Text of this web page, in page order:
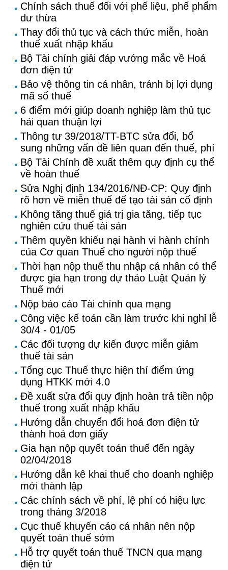
Chính sách thuế đối với phế liệu, phế phẩm
dư thừa
Thay đổi thủ tục và cách thức miễn, hoàn
thuế xuất nhập khẩu
Bộ Tài chính giải đáp vướng mắc về Hoá
đơn điện tử
Bảo vệ thông tin cá nhân, tránh bị lợi dụng
mã số thuế
6 điểm mới giúp doanh nghiệp làm thủ tục
hải quan thuận lợi
Thông tư 39/2018/TT-BTC sửa đổi, bổ
sung những vấn đề liên quan đến thuế, phí
Bộ Tài Chính đề xuất thêm quy định cụ thể
về hoàn thuế
Sửa Nghị định 134/2016/NĐ-CP: Quy định
rõ hơn về miễn thuế để tạo tài sản cố định
Không tăng thuế giá trị gia tăng, tiếp tục
nghiên cứu thuế tài sản
Thêm quyền khiếu nại hành vi hành chính
của Cơ quan Thuế cho người nộp thuế
Thời hạn nộp thuế thu nhập cá nhân có thể
được gia hạn trong dự thảo Luật Quản lý
Thuế mới
Nộp báo cáo Tài chính qua mạng
Công việc kế toán cần làm trước khi nghỉ lễ
30/4 - 01/05
Các đối tượng dự kiến được miễn giảm
thuế tài sản
Tổng cục Thuế thực hiện thí điểm ứng
dụng HTKK mới 4.0
Đề xuất sửa đổi quy định hoàn trả tiền nộp
thuế trong xuất nhập khẩu
Hướng dẫn chuyển đổi hoá đơn điện tử
thành hoá đơn giấy
Gia hạn nộp quyết toán thuế đến ngày
02/04/2018
Hướng dẫn kê khai thuế cho doanh nghiệp
mới thành lập
Các chính sách về phí, lệ phí có hiệu lực
trong tháng 3/2018
Cục thuế khuyến cáo cá nhân nên nộp
quyết toán thuế sớm
Hỗ trợ quyết toán thuế TNCN qua mạng
điện tử